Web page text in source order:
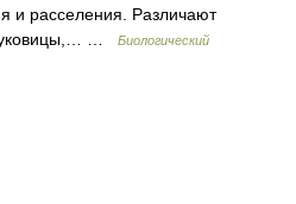
и расселения. Различают
…
Биологический